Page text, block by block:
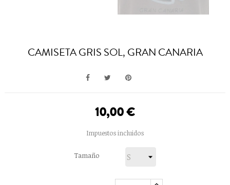
CAMISETA GRIS SOL, GRAN CANARIA
10,00 €
Impuestos incluidos
Tamaño